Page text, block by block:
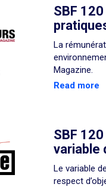
SBF
La
Magazine.
Read more
SBF
variable
Le variable
respect